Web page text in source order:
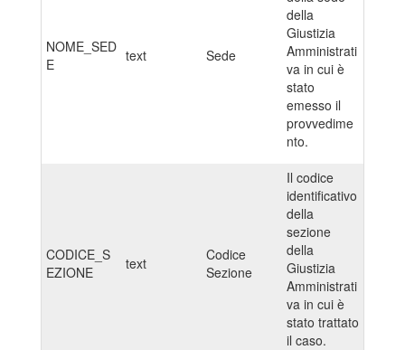
NOME_SED
E
text Sede
della
Giustizia
Amministrati
va in cui è
stato
emesso il
provvedime
nto.
CODICE_S
EZIONE
text
Codice
Sezione
Il codice
identificativo
della
sezione
della
Giustizia
Amministrati
va in cui è
stato trattato
il caso.